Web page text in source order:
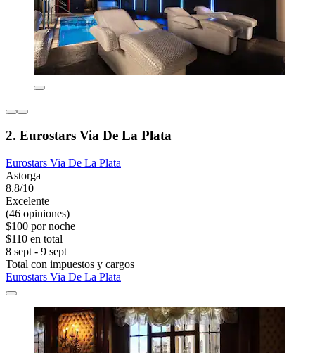
2. Eurostars Via De La Plata
Eurostars Via De La Plata
Astorga
8.8/10
Excelente
(46 opiniones)
$100 por noche
$110 en total
8 sept - 9 sept
Total con impuestos y cargos
Eurostars Via De La Plata